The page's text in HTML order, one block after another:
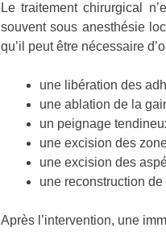
Le traitement chirurgical
souvent sous anesthésie
qu’il peut être nécessaire
une libération des
une ablation de la
un peignage
une excision des
une excision des
une reconstruction
Après l’intervention, une